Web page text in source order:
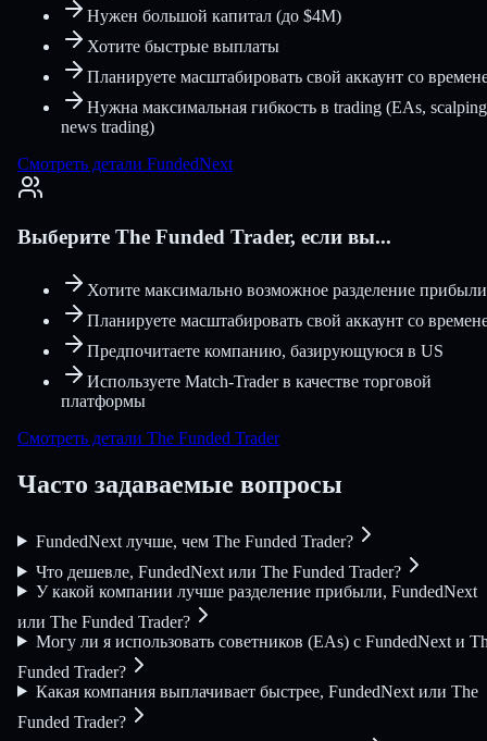
Нужен большой капитал (до $4M)
Хотите быстрые выплаты
Планируете масштабировать свой аккаунт со
Нужна максимальная гибкость в trading (EAs,
news trading)
Смотреть детали FundedNext
Выберите The Funded Trader, если вы...
Хотите максимально возможное разделение прибыли
Планируете масштабировать свой аккаунт со
Предпочитаете компанию, базирующуюся в US
Используете Match-Trader в качестве торговой
платформы
Смотреть детали The Funded Trader
Часто задаваемые вопросы
FundedNext лучше, чем The Funded Trader?
Что дешевле, FundedNext или The Funded Trader?
У какой компании лучше разделение прибыли, FundedNext
или The Funded Trader?
Могу ли я использовать советников (EAs) с FundedNext и
Funded Trader?
Какая компания выплачивает быстрее, FundedNext или The
Funded Trader?